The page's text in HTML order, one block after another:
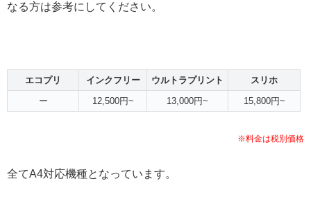
なる方は参考にしてください。
エコプリ インクフリー ウルトラプリント
スリホ
ー
12,500円~ 13,000円~ 15,800円~
※料金は税別価格
全てA4対応機種となっています。